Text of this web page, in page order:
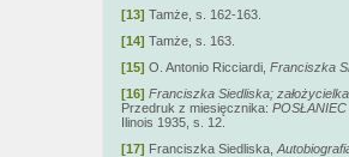
[13] Tamże, s. 162-163.
[14] Tamże, s. 163.
[15] O. Antonio Ricciardi, Franciszka
[16] Franciszka Siedliska;
Przedruk z miesięcznika:
Ilinois 1935, s. 12.
[17] Franciszka Siedliska,